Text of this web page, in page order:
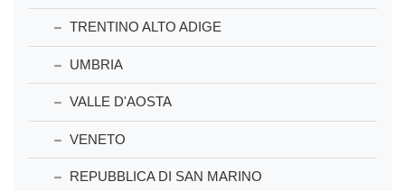
TRENTINO ALTO ADIGE
UMBRIA
VALLE D'AOSTA
VENETO
REPUBBLICA DI SAN MARINO